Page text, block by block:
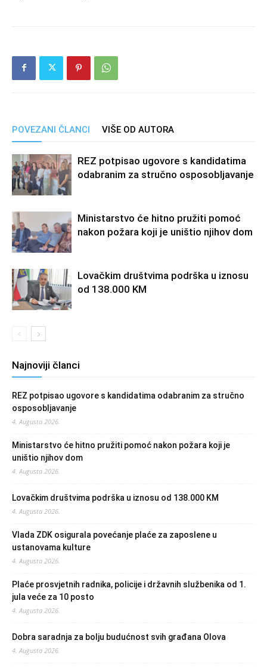
POVEZANI ČLANCI VIŠE OD AUTORA
REZ potpisao ugovore s kandidatima
odabranim za stručno osposobljavanje
Ministarstvo će hitno pružiti pomoć
nakon požara koji je uništio njihov dom
Lovačkim društvima podrška u iznosu
od 138.000 KM
Najnoviji članci
REZ potpisao ugovore s kandidatima odabranim za stručno
osposobljavanje
4. Augusta 2026.
Ministarstvo će hitno pružiti pomoć nakon požara koji je
uništio njihov dom
4. Augusta 2026.
Lovačkim društvima podrška u iznosu od 138.000 KM
4. Augusta 2026.
Vlada ZDK osigurala povećanje plaće za zaposlene u
ustanovama kulture
4. Augusta 2026.
Plaće prosvjetnih radnika, policije i državnih službenika od 1.
jula veće za 10 posto
4. Augusta 2026.
Dobra saradnja za bolju budućnost svih građana Olova
4. Augusta 2026.